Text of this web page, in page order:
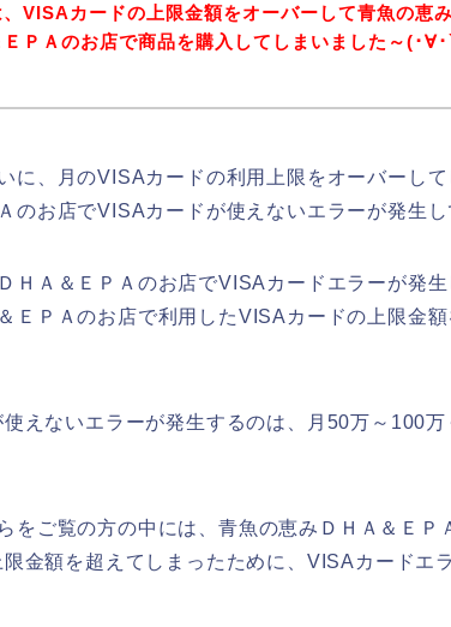
、VISAカードの上限金額をオーバーして青魚の恵
ＥＰＡのお店で商品を購入してしまいました～(･∀･
に、月のVISAカードの利用上限をオーバーし
のお店でVISAカードが使えないエラーが発生し
ＨＡ＆ＥＰＡのお店でVISAカードエラーが発
ＥＰＡのお店で利用したVISAカードの上限金
えないエラーが発生するのは、月50万～100万
をご覧の方の中には、青魚の恵みＤＨＡ＆ＥＰ
金額を超えてしまったために、VISAカードエ